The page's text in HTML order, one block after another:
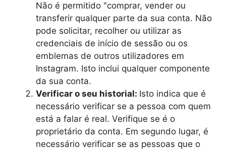
Não é permitido "comprar, vender ou
transferir qualquer parte da sua conta. Não
pode solicitar, recolher ou utilizar as
credenciais de início de sessão ou os
emblemas de outros utilizadores em
Instagram. Isto inclui qualquer componente
da sua conta.
Verificar o seu historial: Isto indica que é
necessário verificar se a pessoa com quem
está a falar é real. Verifique se é o
proprietário da conta. Em segundo lugar, é
necessário verificar se as pessoas que o